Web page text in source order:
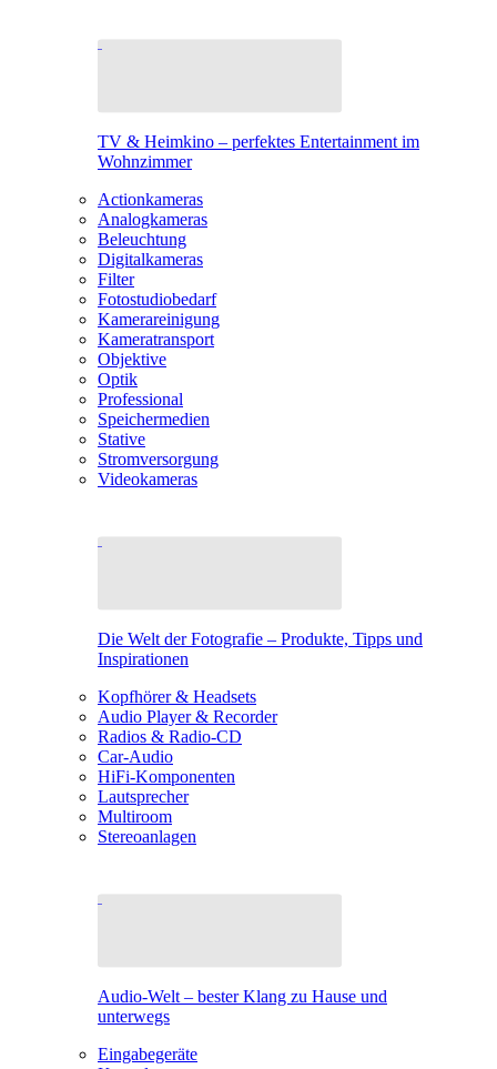
TV & Heimkino – perfektes Entertainment im
Wohnzimmer
Actionkameras
Analogkameras
Beleuchtung
Digitalkameras
Filter
Fotostudiobedarf
Kamerareinigung
Kameratransport
Objektive
Optik
Professional
Speichermedien
Stative
Stromversorgung
Videokameras
Die Welt der Fotografie – Produkte, Tipps und
Inspirationen
Kopfhörer & Headsets
Audio Player & Recorder
Radios & Radio-CD
Car-Audio
HiFi-Komponenten
Lautsprecher
Multiroom
Stereoanlagen
Audio-Welt – bester Klang zu Hause und
unterwegs
Eingabegeräte